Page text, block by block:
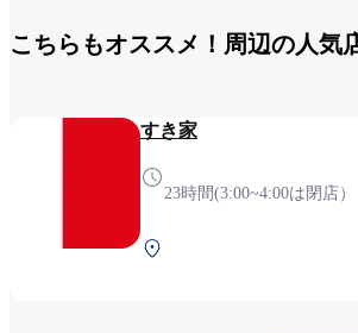
こちらもオススメ！周辺の人気
すき家
23時間(3:00~4:00は閉店）